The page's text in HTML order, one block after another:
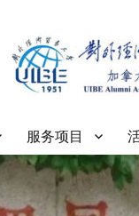
拿
服务项目